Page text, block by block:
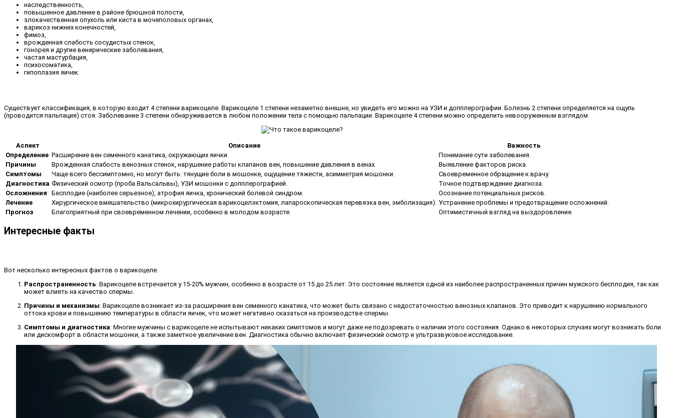
наследственность,
повышенное давление в районе брюшной полости,
злокачественная опухоль или киста в мочеполовых органах,
варикоз нижних конечностей,
фимоз,
врожденная слабость сосудистых стенок,
гонорея и другие венерические заболевания,
частая мастурбация,
психосоматика,
гипоплазия яичек.
Существует классификация, в которую входит 4 степени варикоцеле. Варикоцеле 1 степени незаметно внешне, но увидеть его можно на УЗИ и допплерографии. Болезнь 2 степени определяется на ощупь
(проводится пальпация) стоя. Заболевание 3 степени обнаруживается в любом положении тела с помощью пальпации. Варикоцеле 4 степени можно определить невооруженным взглядом.
Аспект Описание
Важность
Определение Расширение вен семенного канатика, окружающих яички.
Понимание сути заболевания.
Причины
Врожденная слабость венозных стенок, нарушение работы клапанов вен, повышение давления в венах.
Выявление факторов риска.
Симптомы
Чаще всего бессимптомно, но могут быть: тянущие боли в мошонке, ощущение тяжести, асимметрия мошонки.
Своевременное обращение к врачу.
Диагностика Физический осмотр (проба Вальсальвы), УЗИ мошонки с допплерографией.
Точное подтверждение диагноза.
Осложнения
Бесплодие (наиболее серьезное), атрофия яичка, хронический болевой синдром.
Осознание потенциальных рисков.
Лечение
Хирургическое вмешательство (микрохирургическая варикоцелэктомия, лапароскопическая перевязка вен, эмболизация). Устранение проблемы и предотвращение осложнений.
Прогноз
Благоприятный при своевременном лечении, особенно в молодом возрасте. Оптимистичный взгляд на выздоровление.
Интересные факты
Вот несколько интересных фактов о варикоцеле:
Распространенность: Варикоцеле встречается у 15-20% мужчин, особенно в возрасте от 15 до 25 лет. Это состояние является одной из наиболее распространенных причин мужского бесплодия, так как
может влиять на качество спермы.
Причины и механизмы: Варикоцеле возникает из-за расширения вен семенного канатика, что может быть связано с недостаточностью венозных клапанов. Это приводит к нарушению нормального
оттока крови и повышению температуры в области яичек, что может негативно сказаться на производстве спермы.
Симптомы и диагностика: Многие мужчины с варикоцеле не испытывают никаких симптомов и могут даже не подозревать о наличии этого состояния. Однако в некоторых случаях могут возникать боли
или дискомфорт в области мошонки, а также заметное увеличение вен. Диагностика обычно включает физический осмотр и ультразвуковое исследование.